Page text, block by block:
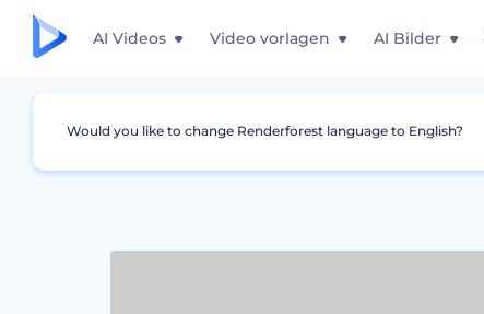
AI Videos Video vorlagen AI Bilder
Grafiken Karten Kreative Filmkarten
Would you like to change Renderforest language to English?